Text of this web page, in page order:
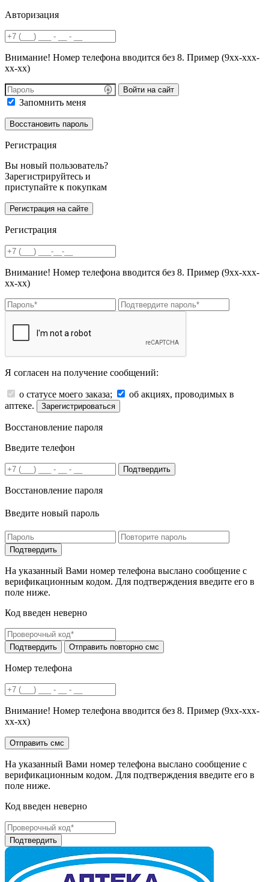
Авторизация
Внимание! Номер телефона вводится без 8. Пример (9хх-ххх-
хх-хх)
Войти на сайт
Запомнить меня
Регистрация
Вы новый пользователь?
Зарегистрируйтесь и
приступайте к покупкам
Регистрация
Внимание! Номер телефона вводится без 8. Пример (9хх-ххх-
хх-хх)
Я согласен на получение сообщений:
о статусе моего заказа;
об акциях, проводимых в
аптеке.
Зарегистрироваться
Восстановление пароля
Введите телефон
Подтвердить
Восстановление пароля
Введите новый пароль
На указанный Вами номер телефона выслано сообщение с
верификационным кодом. Для подтверждения введите его в
поле ниже.
Код введен неверно
Номер телефона
Внимание! Номер телефона вводится без 8. Пример (9хх-ххх-
хх-хх)
На указанный Вами номер телефона выслано сообщение с
верификационным кодом. Для подтверждения введите его в
поле ниже.
Код введен неверно